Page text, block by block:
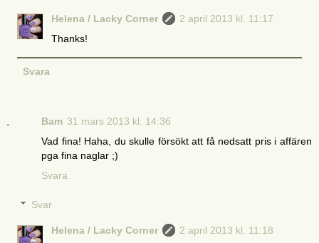
Helena / Lacky Corner
2 april 2013 kl. 11:17
Thanks!
Svara
Bam 31 mars 2013 kl. 14:36
Vad fina! Haha, du skulle försökt att få nedsatt pris i affären
pga fina naglar ;)
Svara
Svar
Helena / Lacky Corner
2 april 2013 kl. 11:18